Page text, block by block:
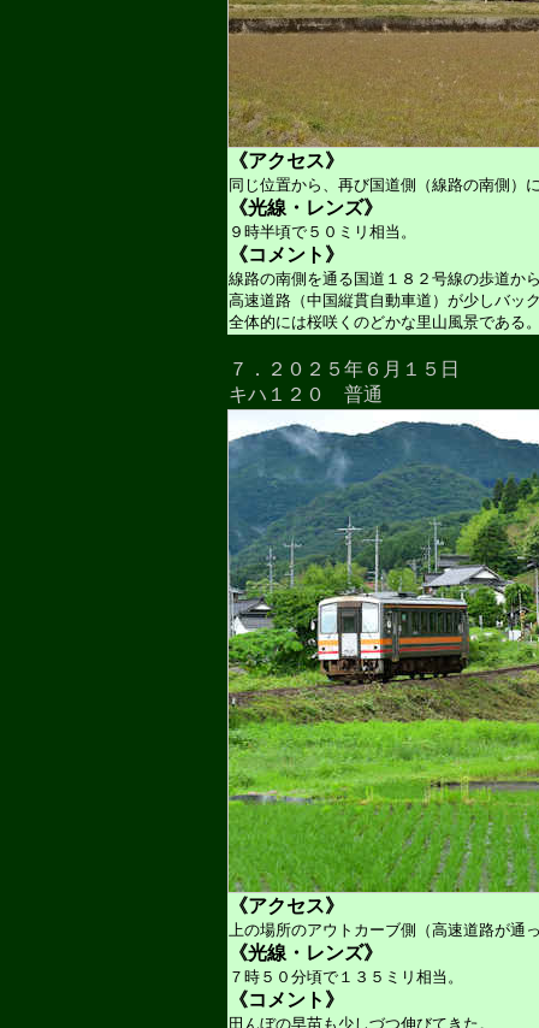
《アクセス》
同じ位置から、再び国道側（線路の南側）
《光線・レンズ》
９時半頃で５０ミリ相当。
《コメント》
線路の南側を通る国道１８２号線の歩道か
高速道路（中国縦貫自動車道）が少しバッ
全体的には桜咲くのどかな里山風景である
７．２０２５年６月１５日
キハ１２０ 普通
《アクセス》
上の場所のアウトカーブ側（高速道路が通
《光線・レンズ》
７時５０分頃で１３５ミリ相当。
《コメント》
田んぼの早苗も少しづつ伸びてきた。